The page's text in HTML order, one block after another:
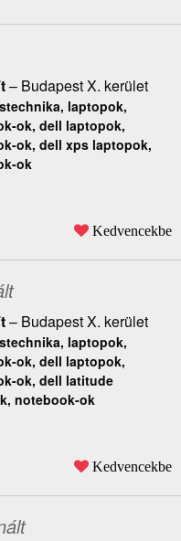
– Budapest X. kerület
laptopok,
ok, dell laptopok,
ok, dell xps laptopok,
ok
Kedvencekbe
– Budapest X. kerület
laptopok,
ok, dell laptopok,
ok, dell latitude
notebook-ok
Kedvencekbe